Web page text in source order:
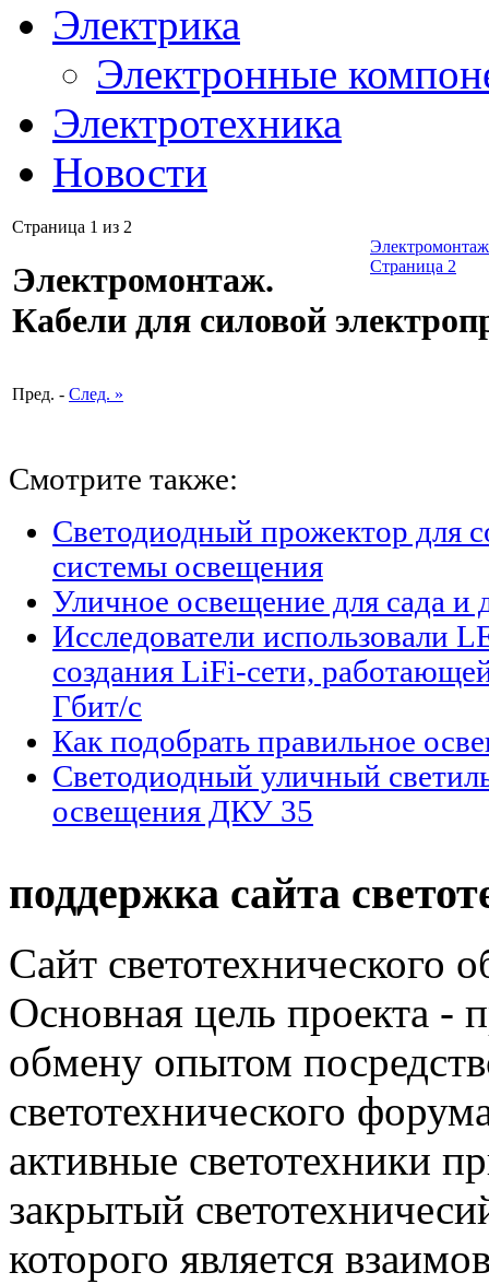
Электрика
Электронные
Электротехника
Новости
Страница 2
Страница 1 из 2
Электромонтаж.
Кабели для силовой
Пред. - След. »
Смотрите также:
Светодиодный прожектор для
системы освещения
Уличное освещение для сада и
Исследователи использовали
создания LiFi-сети,
Гбит/с
Как подобрать правильное
Светодиодный уличный
освещения ДКУ 35
поддержка сайта
Сайт светотехнического
Основная цель проекта -
обмену опытом
светотехнического
активные светотехники
закрытый
которого является